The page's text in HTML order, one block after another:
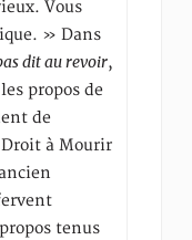
Vous
» Dans
dit au revoir,
propos de
de
Droit à Mourir
tenus